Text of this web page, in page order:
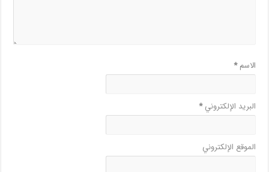
الاسم*
البريد الإلكتروني*
الموقع الإلكتروني